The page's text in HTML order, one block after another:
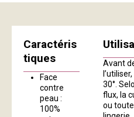
Caractéris
tiques
Face
contre
peau :
100%
Avant
30°.
flux, la
ou